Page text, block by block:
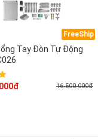
FreeShip
Tay Đòn Tự Động
16.500.000đ